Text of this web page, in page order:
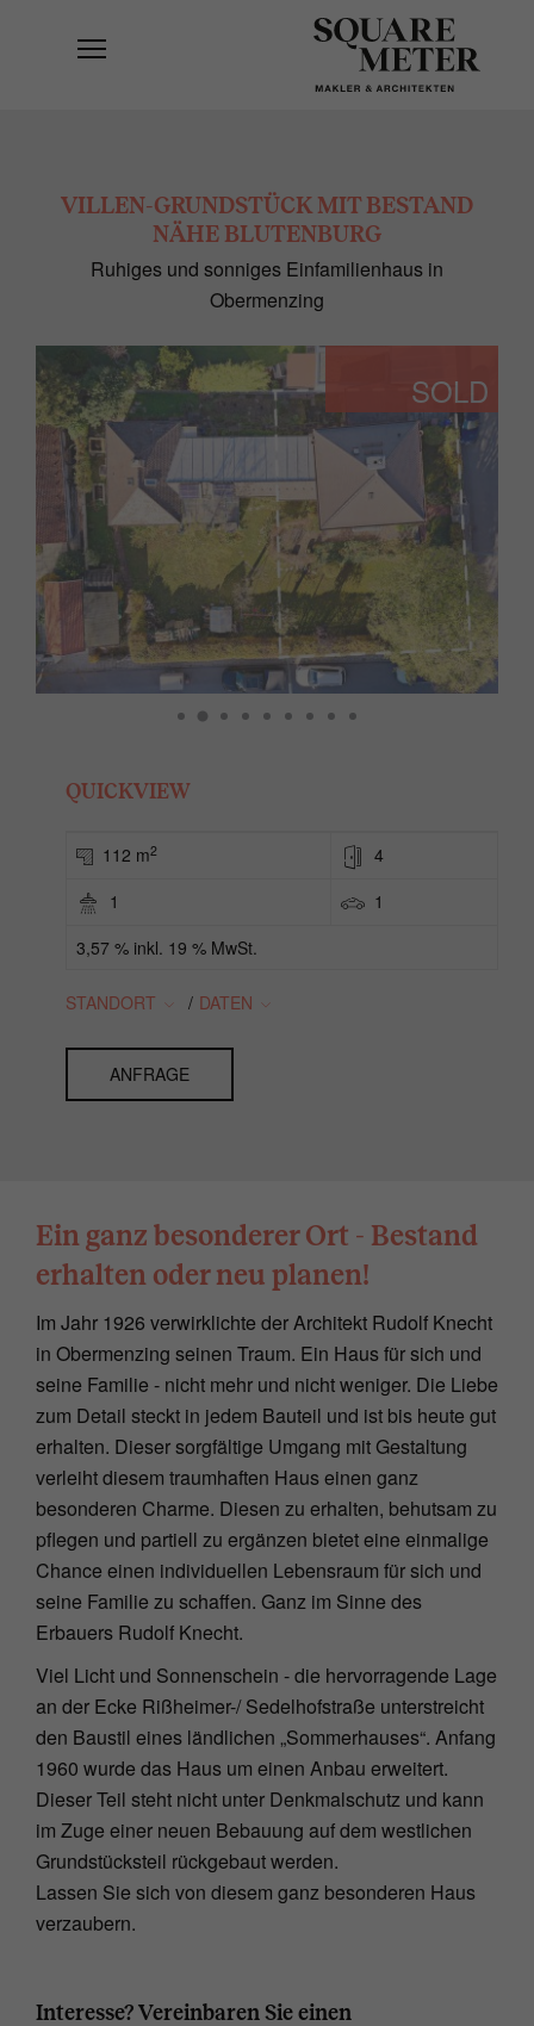
VILLEN-GRUNDSTÜCK MIT BESTAND
NÄHE BLUTENBURG
Ruhiges und sonniges Einfamilienhaus in
Obermenzing
SOLD
QUICKVIEW
112 m2
4
1
1
3,57 % inkl. 19 % MwSt.
STANDORT / DATEN
ANFRAGE
Ein ganz besonderer Ort - Bestand
erhalten oder neu planen!
Im Jahr 1926 verwirklichte der Architekt Rudolf Knecht
in Obermenzing seinen Traum. Ein Haus für sich und
seine Familie - nicht mehr und nicht weniger. Die Liebe
zum Detail steckt in jedem Bauteil und ist bis heute gut
erhalten. Dieser sorgfältige Umgang mit Gestaltung
verleiht diesem traumhaften Haus einen ganz
besonderen Charme. Diesen zu erhalten, behutsam zu
pflegen und partiell zu ergänzen bietet eine einmalige
Chance einen individuellen Lebensraum für sich und
seine Familie zu schaffen. Ganz im Sinne des
Erbauers Rudolf Knecht.
Viel Licht und Sonnenschein - die hervorragende Lage
an der Ecke Rißheimer-/ Sedelhofstraße unterstreicht
den Baustil eines ländlichen „Sommerhauses“. Anfang
1960 wurde das Haus um einen Anbau erweitert.
Dieser Teil steht nicht unter Denkmalschutz und kann
im Zuge einer neuen Bebauung auf dem westlichen
Grundstücksteil rückgebaut werden.
Lassen Sie sich von diesem ganz besonderen Haus
verzaubern.
Interesse? Vereinbaren Sie einen